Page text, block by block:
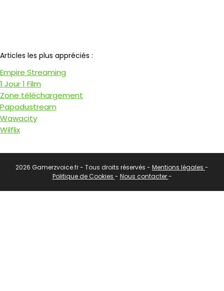
Articles les plus appréciés :
Empire Streaming
1 Jour 1 Film
Zone téléchargement
Papadustream
Wawacity
Wilflix
2026 Gamerzvoice.fr - Tous droits réservés - Mentions légales -
Politique de Cookies - Nous contacter-